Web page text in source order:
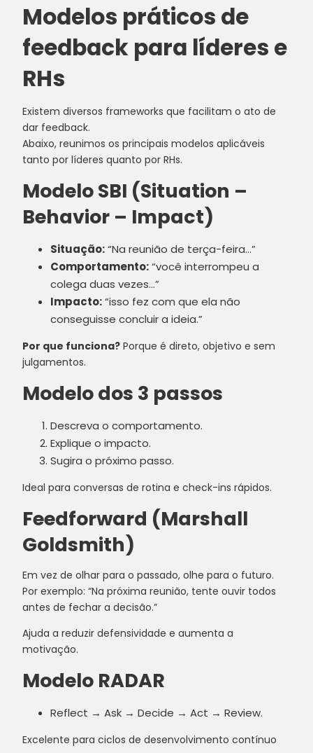
Modelos práticos de
feedback para líderes e
RHs
Existem diversos frameworks que facilitam o ato de
dar feedback.
Abaixo, reunimos os principais modelos aplicáveis
tanto por líderes quanto por RHs.
Modelo SBI (Situation –
Behavior – Impact)
Situação:“Na reunião de terça-feira…”
Comportamento:“você interrompeu a
colega duas vezes…”
Impacto:“isso fez com que ela não
conseguisse concluir a ideia.”
Por que funciona? Porque é direto, objetivo e sem
julgamentos.
Modelo dos 3 passos
Descreva o comportamento.
Explique o impacto.
Sugira o próximo passo.
Ideal para conversas de rotina e check-ins rápidos.
Feedforward (Marshall
Goldsmith)
Em vez de olhar para o passado, olhe para o futuro.
Por exemplo: “Na próxima reunião, tente ouvir todos
antes de fechar a decisão.”
Ajuda a reduzir defensividade e aumenta a
motivação.
Modelo RADAR
Reflect → Ask → Decide → Act → Review.
Excelente para ciclos de desenvolvimento contínuo